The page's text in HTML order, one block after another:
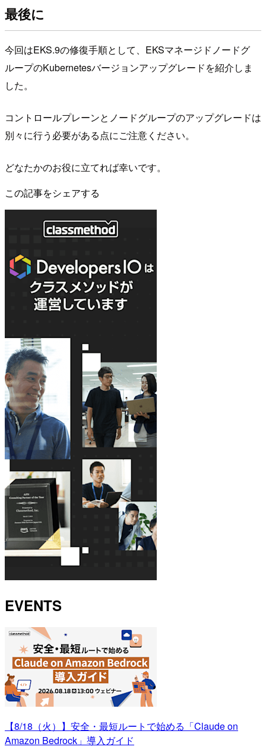
最後に
今回はEKS.9の修復手順として、EKSマネージドノードグ
ループのKubernetesバージョンアップグレードを紹介しま
した。
コントロールプレーンとノードグループのアップグレードは
別々に行う必要がある点にご注意ください。
どなたかのお役に立てれば幸いです。
この記事をシェアする
EVENTS
【8/18（火）】安全・最短ルートで始める「Claude on
Amazon Bedrock」導入ガイド